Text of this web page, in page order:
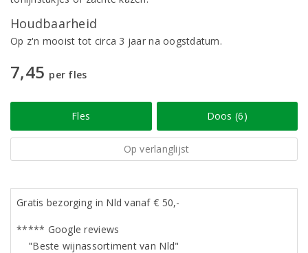
Houdbaarheid
Op z'n mooist tot circa 3 jaar na oogstdatum.
7,45 per fles
Fles Doos (6)
Op verlanglijst
Gratis bezorging in Nld vanaf € 50,-
***** Google reviews
"Beste wijnassortiment van Nld"